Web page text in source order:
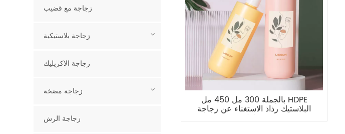
بالجملة 300 مل 450 مل HDPE
البلاستيك رذاذ الاستغناء عن زجاجة
محلول
زجاجة مع قضيب
زجاجة بلاستيكية
زجاجة الاكريليك
زجاجة مضخة
زجاجة الرش